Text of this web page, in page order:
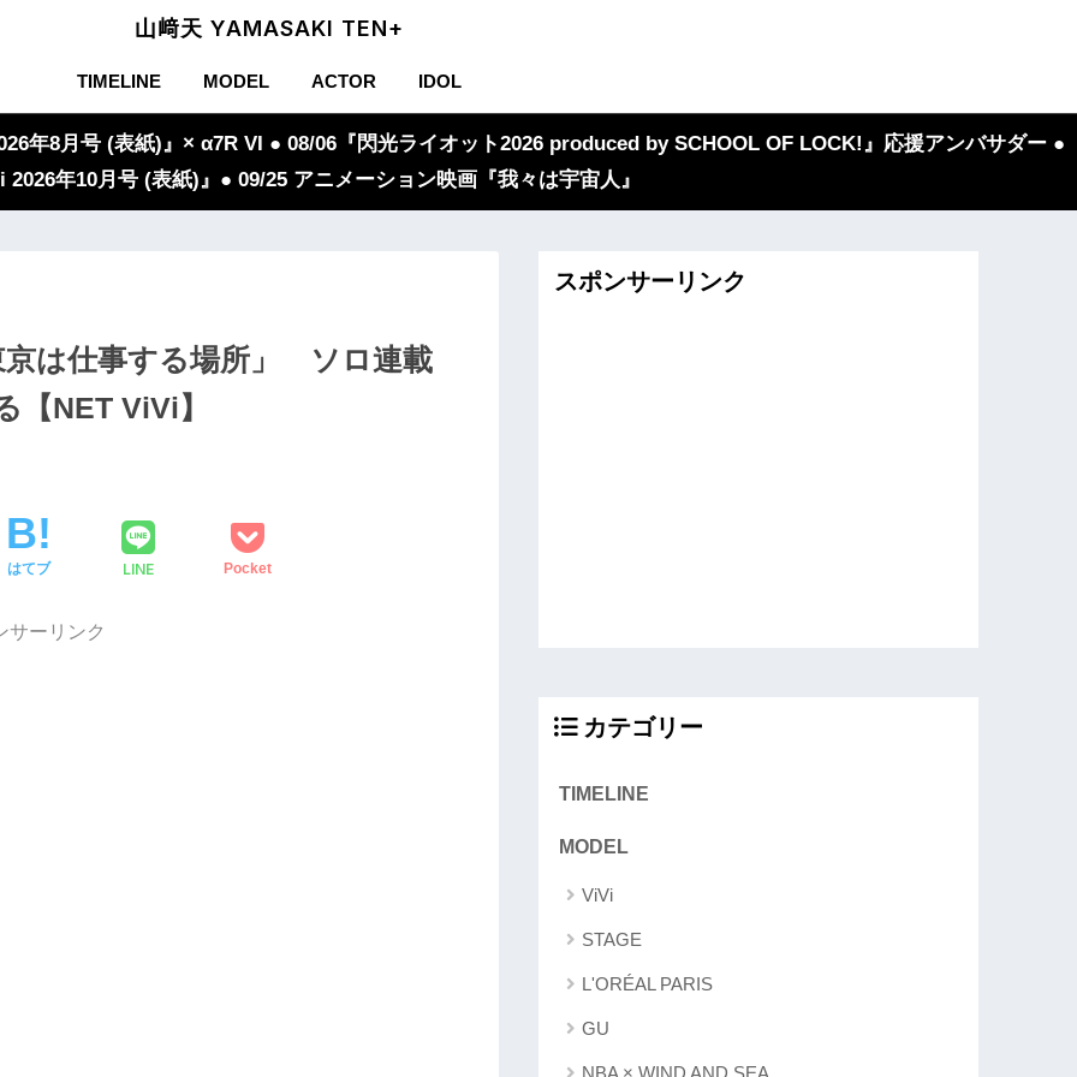
山﨑天 YAMASAKI TEN+
TIMELINE MODEL ACTOR IDOL
年8月号 (表紙)』× α7R VI ● 08/06『閃光ライオット2026 produced by SCHOOL OF LOCK!』応援アンバサダー ●
2026年10月号 (表紙)』● 09/25 アニメーション映画『我々は宇宙人』
京は仕事する場所」 ソロ連載
【NET ViVi】
はてブ LINE Pocket
サーリンク
スポンサーリンク
カテゴリー
TIMELINE
MODEL
ViVi
STAGE
L'ORÉAL PARIS
GU
NBA × WIND AND SEA